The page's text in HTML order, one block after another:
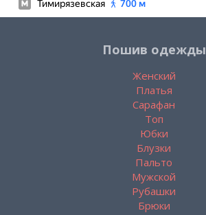
Пошив одежды
Женский
Платья
Сарафан
Топ
Юбки
Блузки
Пальто
Мужской
Рубашки
Брюки